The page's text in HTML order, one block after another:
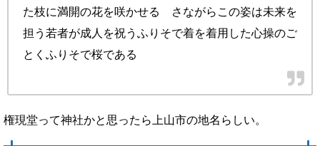
た枝に満開の花を咲かせる さながらこの姿は未来を
担う若者が成人を祝うふりそで着を着用した心操のご
とくふりそで桜である
権現堂って神社かと思ったら上山市の地名らしい。